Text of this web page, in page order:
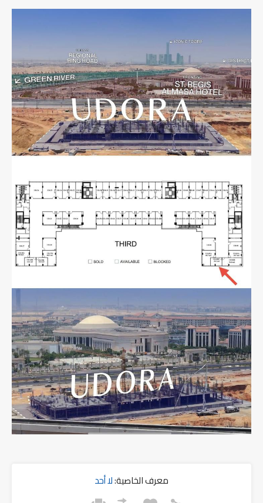
معرف الخاصية:لا أحد